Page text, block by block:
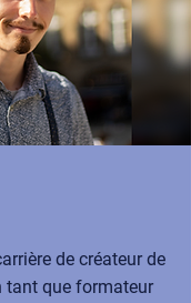
de créateur de
tant que formateur